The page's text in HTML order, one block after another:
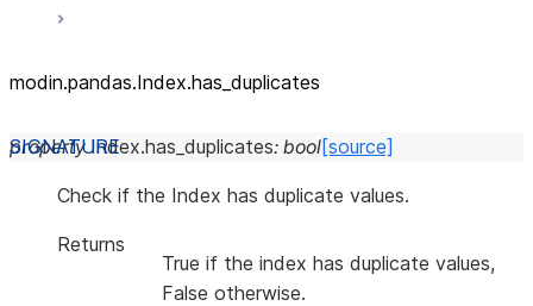
modin.pandas.Index.has_ duplicates
property Index.has_duplicates: bool[source]
Check if the Index has duplicate values.
Returns
True if the index has duplicate values,
False otherwise.